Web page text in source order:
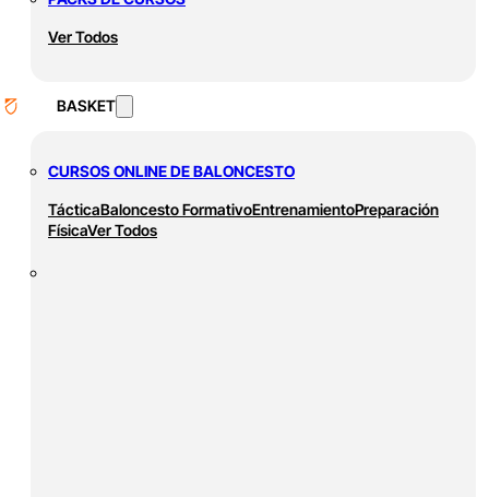
Ver Todos
BASKET
CURSOS ONLINE DE BALONCESTO
TácticaBaloncesto FormativoEntrenamientoPreparación
FísicaVer Todos